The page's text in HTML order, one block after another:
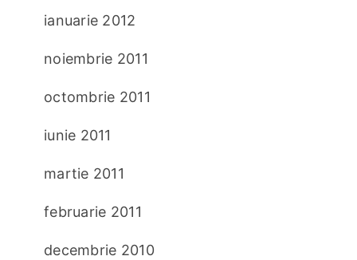
ianuarie 2012
noiembrie 2011
octombrie 2011
iunie 2011
martie 2011
februarie 2011
decembrie 2010